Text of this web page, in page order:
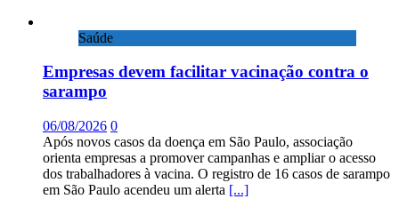
Saúde
Empresas devem facilitar vacinação contra o
sarampo
06/08/2026 0
Após novos casos da doença em São Paulo, associação
orienta empresas a promover campanhas e ampliar o acesso
dos trabalhadores à vacina. O registro de 16 casos de sarampo
em São Paulo acendeu um alerta [...]